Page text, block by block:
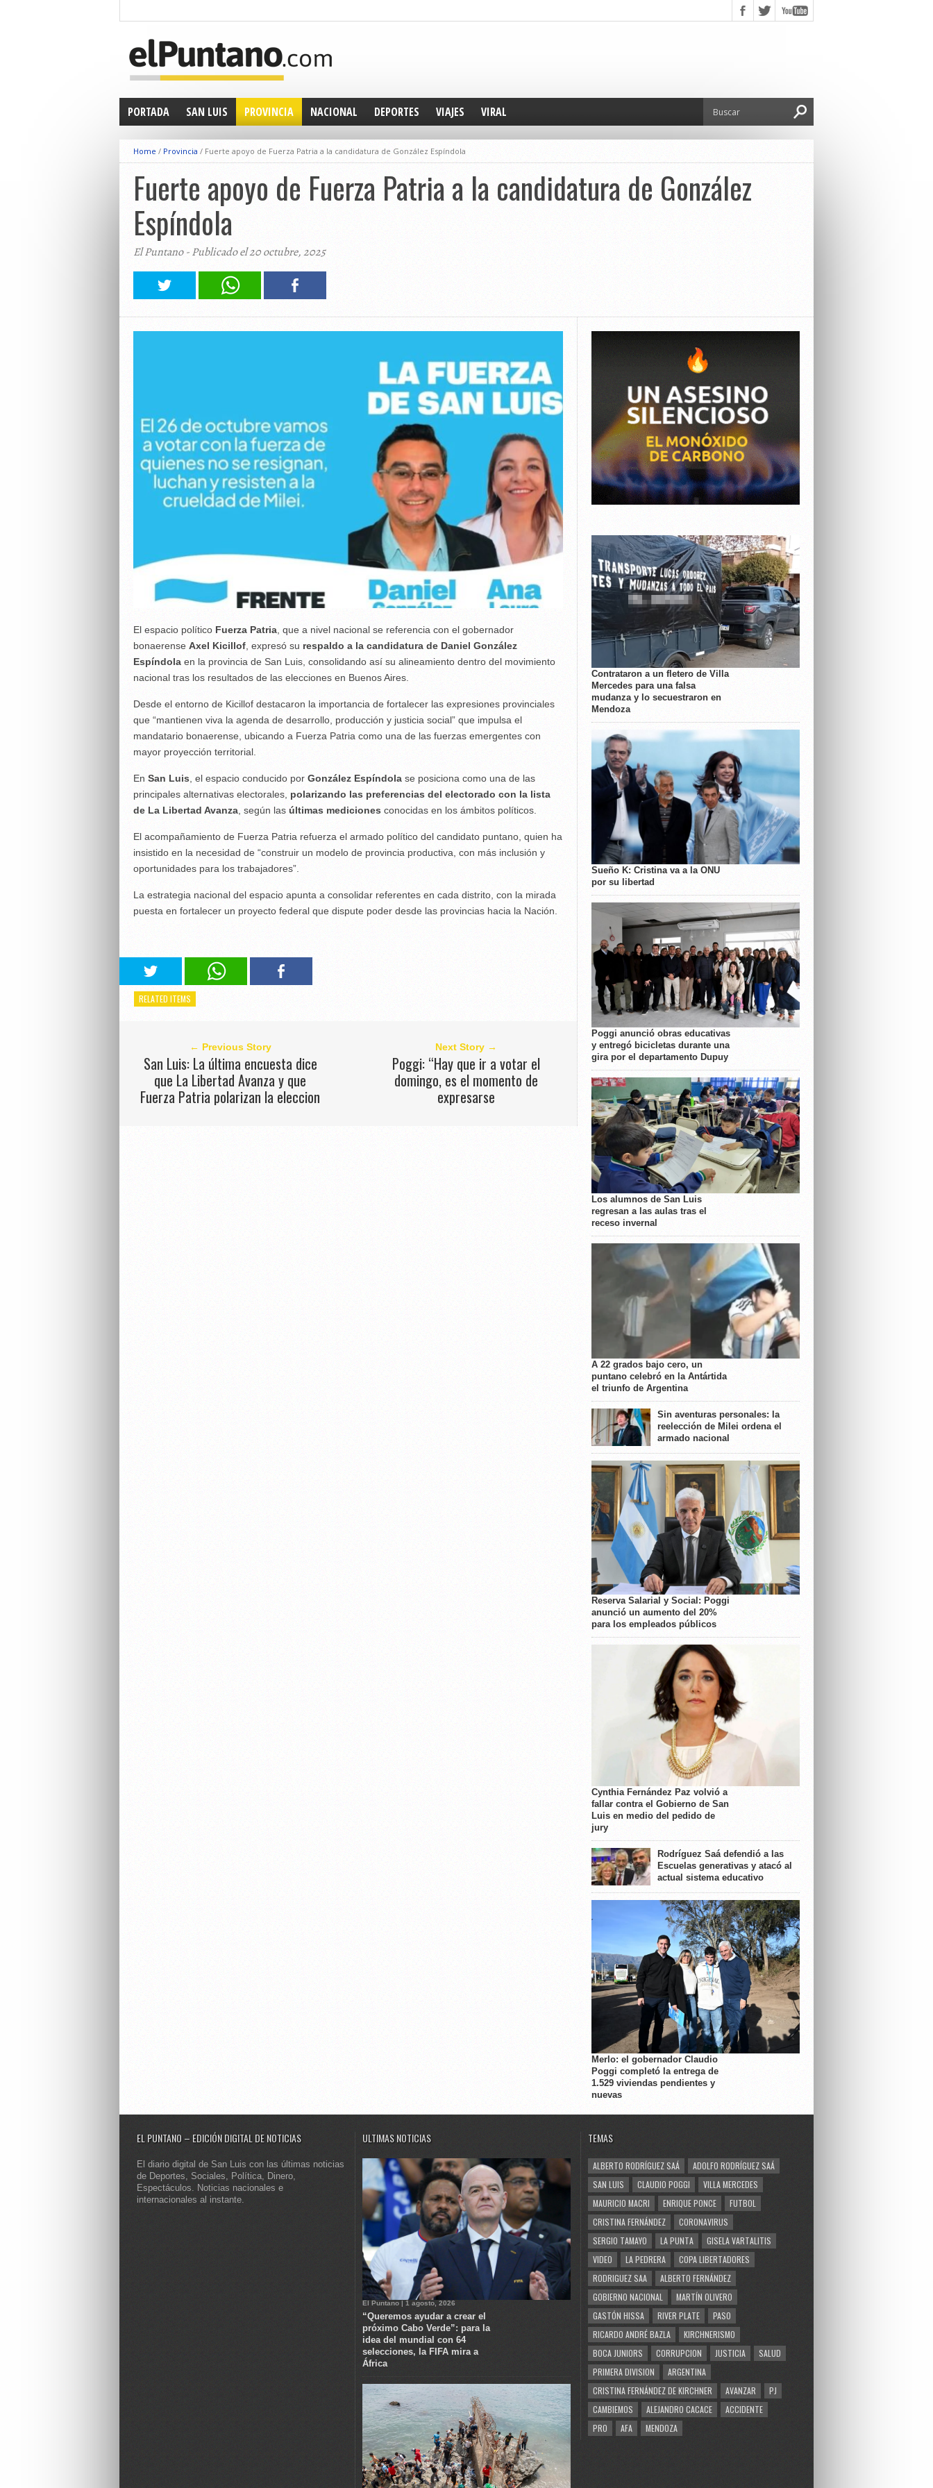
PORTADA SAN LUIS PROVINCIA NACIONAL DEPORTES VIAJES VIRAL
Home / Provincia / Fuerte apoyo de Fuerza Patria a la candidatura de González Espíndola
Fuerte apoyo de Fuerza Patria a la candidatura de González
Espíndola
El Puntano - Publicado el 20 octubre, 2025
El espacio político Fuerza Patria, que a nivel nacional se referencia con el gobernador
bonaerense Axel Kicillof, expresó su respaldo a la candidatura de Daniel González
Espíndolaen la provincia de San Luis, consolidando así su alineamiento dentro del movimiento
nacional tras los resultados de las elecciones en Buenos Aires.
Desde el entorno de Kicillof destacaron la importancia de fortalecer las expresiones provinciales
que “mantienen viva la agenda de desarrollo, producción y justicia social” que impulsa el
mandatario bonaerense, ubicando a Fuerza Patria como una de las fuerzas emergentes con
mayor proyección territorial.
En San Luis, el espacio conducido por González Espíndolase posiciona como una de las
principales alternativas electorales, polarizando las preferencias del electorado con la lista
de La Libertad Avanza, según las últimas medicionesconocidas en los ámbitos políticos.
El acompañamiento de Fuerza Patria refuerza el armado político del candidato puntano, quien ha
insistido en la necesidad de “construir un modelo de provincia productiva, con más inclusión y
oportunidades para los trabajadores”.
La estrategia nacional del espacio apunta a consolidar referentes en cada distrito, con la mirada
puesta en fortalecer un proyecto federal que dispute poder desde las provincias hacia la Nación.
RELATED ITEMS
← Previous Story
San Luis: La última encuesta dice
que La Libertad Avanza y que
Fuerza Patria polarizan la eleccion
Next Story →
Poggi: “Hay que ir a votar el
domingo, es el momento de
expresarse
Contrataron a un fletero de Villa
Mercedes para una falsa
mudanza y lo secuestraron en
Mendoza
Sueño K: Cristina va a la ONU
por su libertad
Poggi anunció obras educativas
y entregó bicicletas durante una
gira por el departamento Dupuy
Los alumnos de San Luis
regresan a las aulas tras el
receso invernal
A 22 grados bajo cero, un
puntano celebró en la Antártida
el triunfo de Argentina
Sin aventuras personales: la
reelección de Milei ordena el
armado nacional
Reserva Salarial y Social: Poggi
anunció un aumento del 20%
para los empleados públicos
Cynthia Fernández Paz volvió a
fallar contra el Gobierno de San
Luis en medio del pedido de
jury
Rodríguez Saá defendió a las
Escuelas generativas y atacó al
actual sistema educativo
Merlo: el gobernador Claudio
Poggi completó la entrega de
1.529 viviendas pendientes y
nuevas
EL PUNTANO – EDICIÓN DIGITAL DE NOTICIAS
El diario digital de San Luis con las últimas noticias
de Deportes, Sociales, Política, Dinero,
Espectáculos. Noticias nacionales e
internacionales al instante.
ULTIMAS NOTICIAS
El Puntano | 1 agosto, 2026
“Queremos ayudar a crear el
próximo Cabo Verde”: para la
idea del mundial con 64
selecciones, la FIFA mira a
África
TEMAS
ALBERTO RODRÍGUEZ SAÁ
ADOLFO RODRÍGUEZ SAÁ
SAN LUIS
CLAUDIO POGGI
VILLA MERCEDES
MAURICIO MACRI
ENRIQUE PONCE
FUTBOL
CRISTINA FERNÁNDEZ
CORONAVIRUS
SERGIO TAMAYO
LA PUNTA
GISELA VARTALITIS
VIDEO
LA PEDRERA
COPA LIBERTADORES
RODRIGUEZ SAA
ALBERTO FERNÁNDEZ
GOBIERNO NACIONAL
MARTÍN OLIVERO
GASTÓN HISSA
RIVER PLATE
PASO
RICARDO ANDRÉ BAZLA
KIRCHNERISMO
BOCA JUNIORS
CORRUPCION JUSTICIA
SALUD
PRIMERA DIVISION
ARGENTINA
CRISTINA FERNÁNDEZ DE KIRCHNER
AVANZAR
PJ
CAMBIEMOS
ALEJANDRO CACACE
ACCIDENTE
PRO
AFA MENDOZA